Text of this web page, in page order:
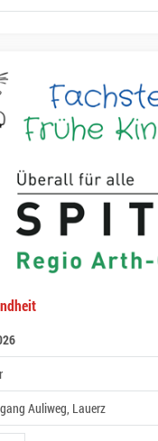
Auliweg, Lauerz